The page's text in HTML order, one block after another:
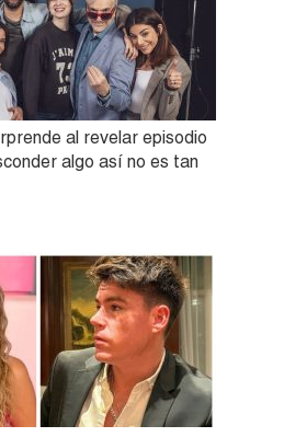
al revelar episodio
algo así no es tan